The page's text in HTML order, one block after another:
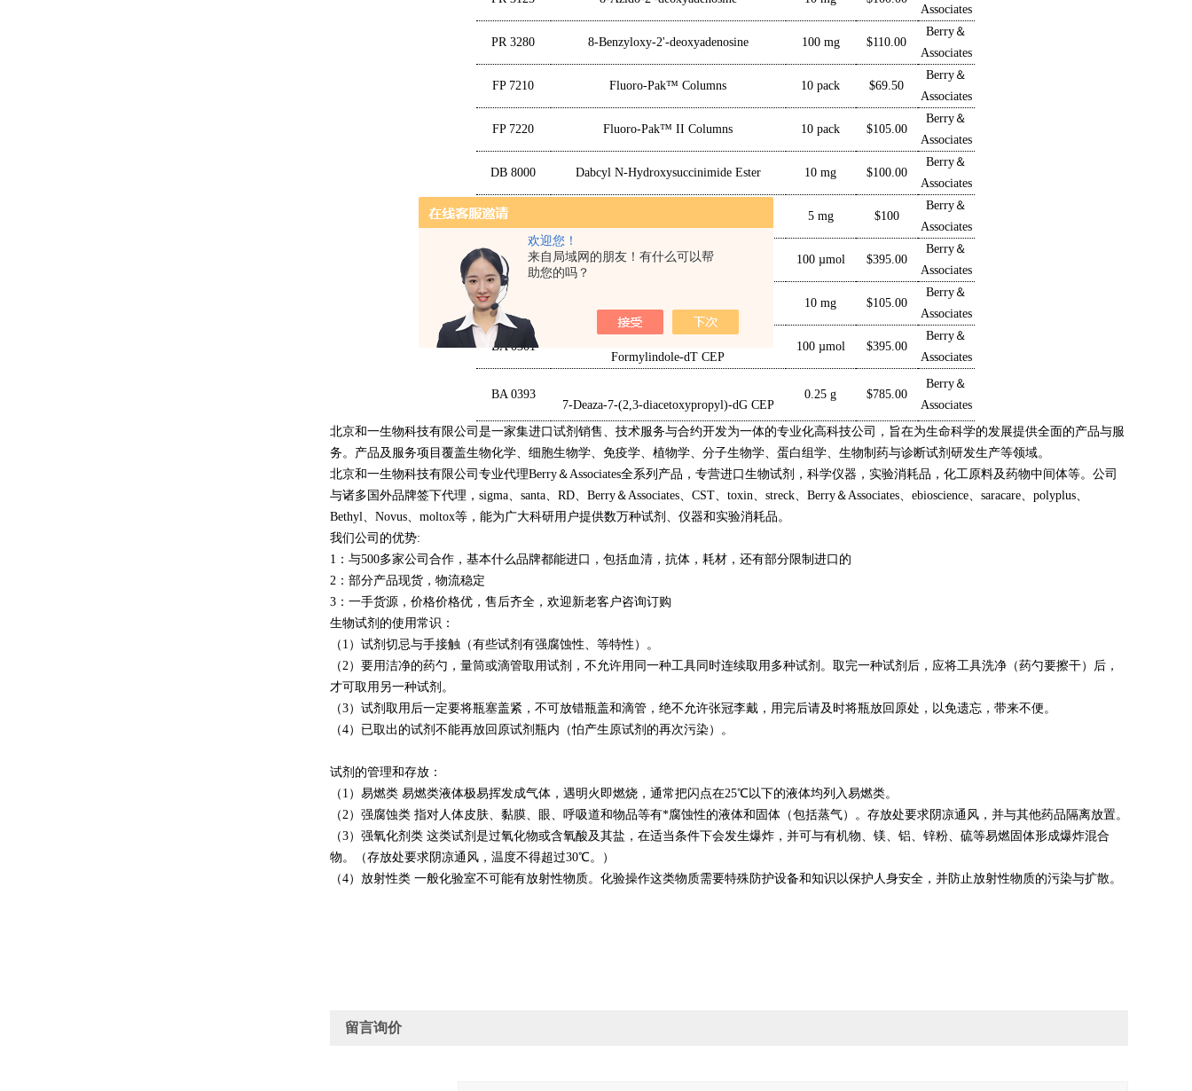
欢迎您！
来自局域网的朋友！有什么可以帮
助您的吗？
Associates
PR 3280 8-Benzyloxy-2'-deoxyadenosine 100 mg $110.00
Berry＆
Associates
FP 7210 Fluoro-Pak™ Columns 10 pack $69.50
Berry＆
Associates
FP 7220 Fluoro-Pak™ II Columns 10 pack $105.00
Berry＆
Associates
DB 8000 Dabcyl N-Hydroxysuccinimide Ester 10 mg $100.00
Berry＆
Associates
DB 8010 5 mg $100
Berry＆
Associates
BA 0356
2'-O-Methyl-pyrrolo C CEP 100 µmol $395.00
Berry＆
Associates
PYA 11090 10 mg $105.00
Berry＆
Associates
BA 0301
Formylindole-dT CEP
100 µmol $395.00
Berry＆
Associates
BA 0393
7-Deaza-7-(2,3-diacetoxypropyl)-dG CEP
0.25 g $785.00
Berry＆
Associates
北京和一生物科技有限公司是一家集进口试剂销售、技术服务与合约开发为一体的专业化高科技公司，旨在为生命科学的发展提供全面的产品与服
务。产品及服务项目覆盖生物化学、细胞生物学、免疫学、植物学、分子生物学、蛋白组学、生物制药与诊断试剂研发生产等领域。
北京和一生物科技有限公司专业代理Berry＆Associates全系列产品，专营进口生物试剂，科学仪器，实验消耗品，化工原料及药物中间体等。公司
与诸多国外品牌签下代理，sigma、santa、RD、Berry＆Associates、CST、toxin、streck、Berry＆Associates、ebioscience、saracare、polyplus、
Bethyl、Novus、moltox等，能为广大科研用户提供数万种试剂、仪器和实验消耗品。
我们公司的优势:
1：与500多家公司合作，基本什么品牌都能进口，包括血清，抗体，耗材，还有部分限制进口的
2：部分产品现货，物流稳定
3：一手货源，价格价格优，售后齐全，欢迎新老客户咨询订购
生物试剂的使用常识：
（1）试剂切忌与手接触（有些试剂有强腐蚀性、等特性）。
（2）要用洁净的药勺，量筒或滴管取用试剂，不允许用同一种工具同时连续取用多种试剂。取完一种试剂后，应将工具洗净（药勺要擦干）后，
才可取用另一种试剂。
（3）试剂取用后一定要将瓶塞盖紧，不可放错瓶盖和滴管，绝不允许张冠李戴，用完后请及时将瓶放回原处，以免遗忘，带来不便。
（4）已取出的试剂不能再放回原试剂瓶内（怕产生原试剂的再次污染）。
试剂的管理和存放：
（1）易燃类 易燃类液体极易挥发成气体，遇明火即燃烧，通常把闪点在25℃以下的液体均列入易燃类。
（2）强腐蚀类 指对人体皮肤、黏膜、眼、呼吸道和物品等有*腐蚀性的液体和固体（包括蒸气）。存放处要求阴凉通风，并与其他药品隔离放置。
（3）强氧化剂类 这类试剂是过氧化物或含氧酸及其盐，在适当条件下会发生爆炸，并可与有机物、镁、铝、锌粉、硫等易燃固体形成爆炸混合
物。（存放处要求阴凉通风，温度不得超过30℃。）
（4）放射性类 一般化验室不可能有放射性物质。化验操作这类物质需要特殊防护设备和知识以保护人身安全，并防止放射性物质的污染与扩散。
留言询价